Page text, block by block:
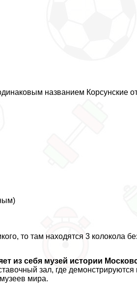
названием Корсунские
то там находятся 3 колокола
из себя музей истории
зал, где демонстрируются
мира.